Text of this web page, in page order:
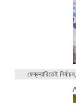
ফেব্রুয়ারিতেই